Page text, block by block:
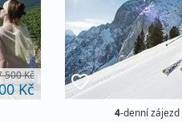
500 Kč
Kč
4-denní zájezd